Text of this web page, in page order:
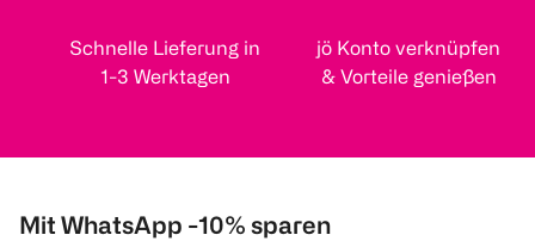
Schnelle Lieferung in
1-3 Werktagen
jö Konto verknüpfen
& Vorteile genießen
Mit WhatsApp -10% sparen